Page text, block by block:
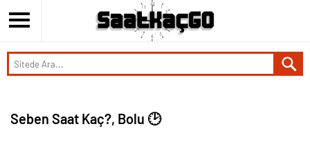
Seben Saat Kaç?, Bolu 🕑